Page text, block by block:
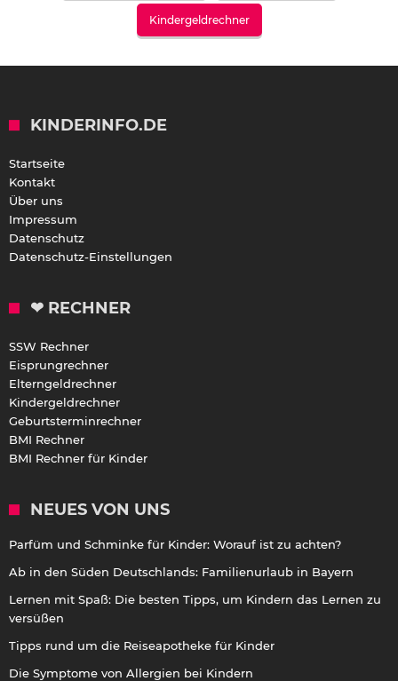
Kindergeldrechner
KINDERINFO.DE
Startseite
Kontakt
Über uns
Impressum
Datenschutz
Datenschutz-Einstellungen
❤ RECHNER
SSW Rechner
Eisprungrechner
Elterngeldrechner
Kindergeldrechner
Geburtsterminrechner
BMI Rechner
BMI Rechner für Kinder
NEUES VON UNS
Parfüm und Schminke für Kinder: Worauf ist zu achten?
Ab in den Süden Deutschlands: Familienurlaub in Bayern
Lernen mit Spaß: Die besten Tipps, um Kindern das Lernen zu
versüßen
Tipps rund um die Reiseapotheke für Kinder
Die Symptome von Allergien bei Kindern